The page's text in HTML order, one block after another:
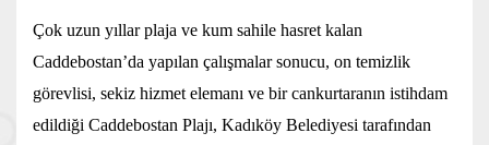
Çok uzun yıllar plaja ve kum sahile hasret kalan
Caddebostan’da yapılan çalışmalar sonucu, on temizlik
görevlisi, sekiz hizmet elemanı ve bir cankurtaranın istihdam
edildiği Caddebostan Plajı, Kadıköy Belediyesi tarafından